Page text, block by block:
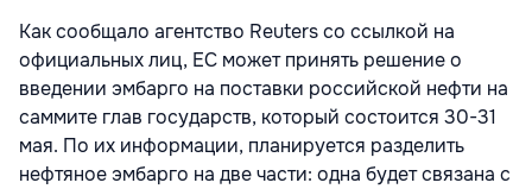
Как сообщало агентство Reuters со ссылкой на
официальных лиц, ЕС может принять решение о
введении эмбарго на поставки российской нефти на
саммите глав государств, который состоится 30-31
мая. По их информации, планируется разделить
нефтяное эмбарго на две части: одна будет связана с